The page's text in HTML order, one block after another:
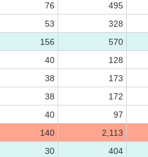
76 495
53 328
156 570
40 128
38 173
38 172
40 97
140 2,113
30 404